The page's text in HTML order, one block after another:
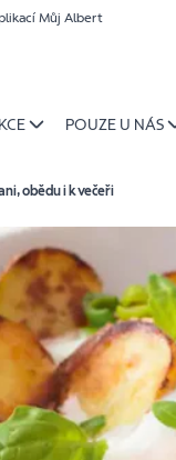
Můj Albert
POUZE U NÁS
obědu i k večeři